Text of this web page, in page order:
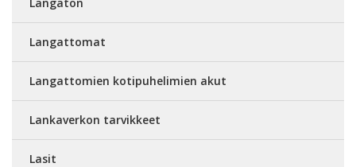
Langattomat
Langattomien kotipuhelimien akut
Lankaverkon tarvikkeet
Lasit